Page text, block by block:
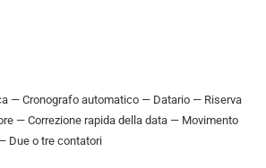
— Cronografo automatico — Datario — Riserva
— Correzione rapida della data — Movimento
Due o tre contatori